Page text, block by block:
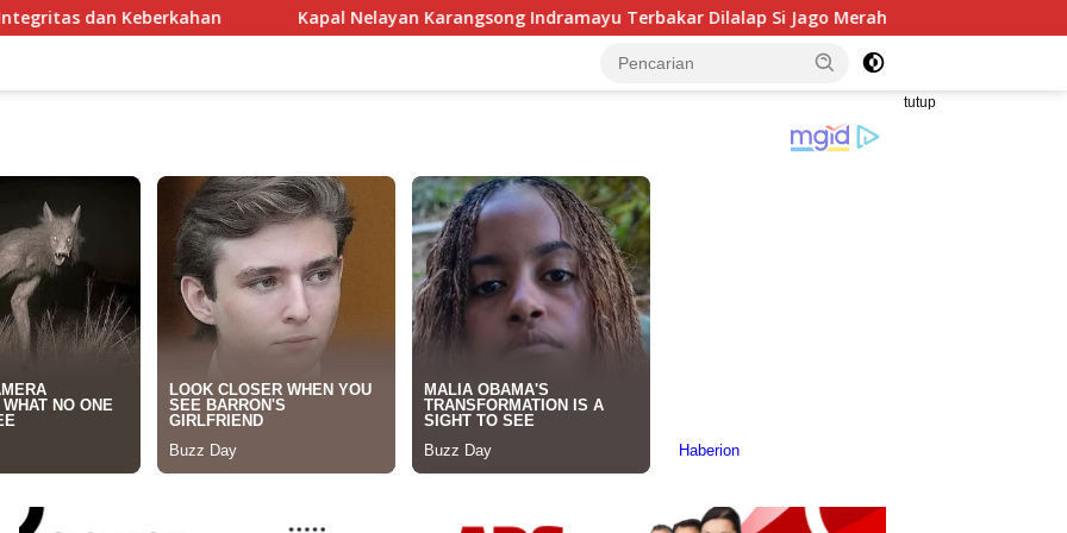
Kapal Nelayan Karangsong Indramayu Terbakar Dilalap Si Jago Merah Anggota DPRD Jabar Hilal Hilmawan
tutup